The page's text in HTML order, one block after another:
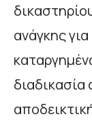
ανάγκης